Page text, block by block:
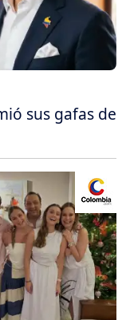
sus gafas de